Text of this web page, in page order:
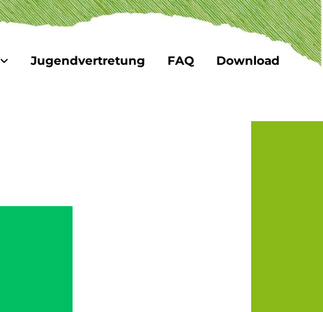
Jugendvertretung FAQ Download